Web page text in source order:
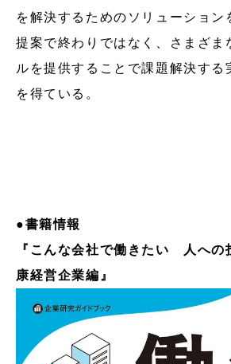
を解決するためのソリューション
提案で終わりではなく、さまざま
ルを提供することで課題解決する
を得ている。
●書籍情報
『こんな会社で働きたい 人への
康経営企業編』